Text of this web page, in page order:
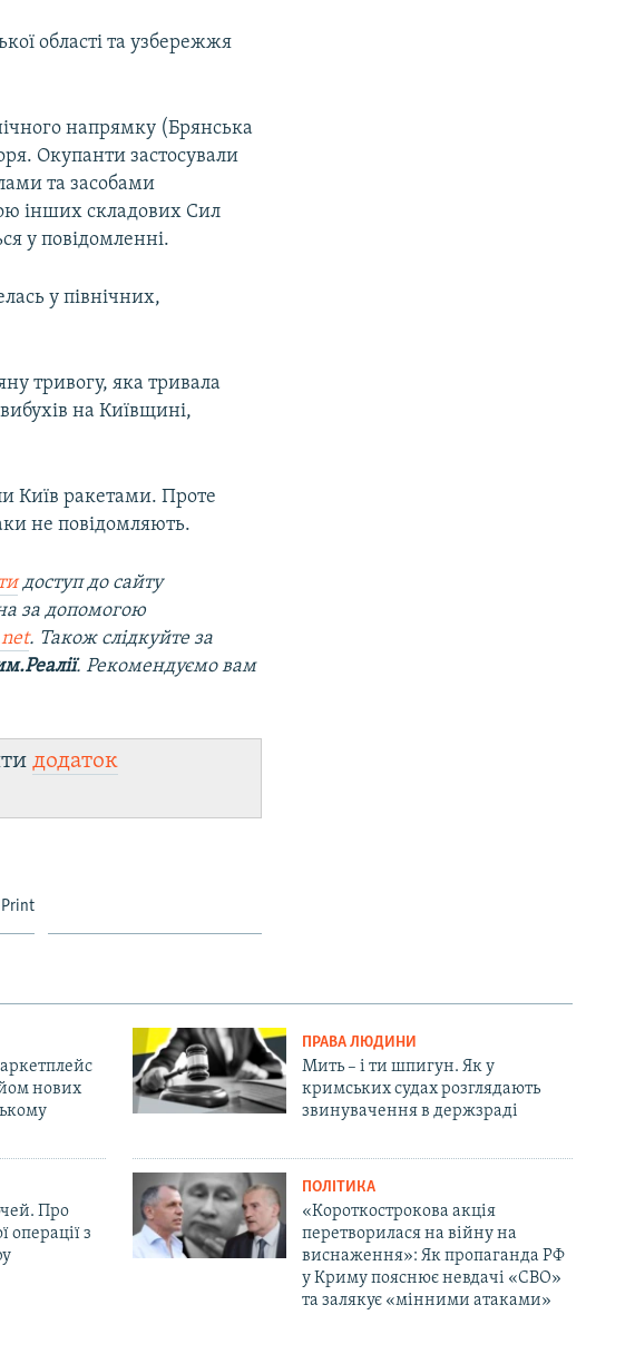
області та узбережжя
напрямку (Брянська
Окупанти застосували
та засобами
інших складових Сил
у повідомленні.
у північних,
тривогу, яка тривала
на Київщині,
Київ ракетами. Проте
не повідомляють.
доступ до сайту
за допомогою
. Також слідкуйте за
. Рекомендуємо вам
додаток
Print
нових
ПРАВА ЛЮДИНИ
Мить – і ти шпигун. Як у
кримських судах розглядають
звинувачення в держзраді
Про
операції з
ПОЛІТИКА
«Короткострокова акція
перетворилася на війну на
виснаження»: Як пропаганда РФ
у Криму пояснює невдачі «СВО»
та залякує «мінними атаками»